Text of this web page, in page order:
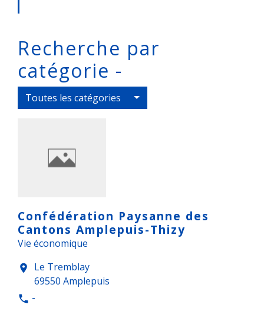
Recherche par
catégorie -
Toutes les catégories
Confédération Paysanne des
Cantons Amplepuis-Thizy
Vie économique
location_on
Le Tremblay
69550 Amplepuis
phone -